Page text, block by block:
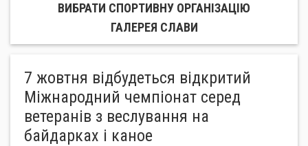
ВИБРАТИ СПОРТИВНУ ОРГАНIЗАЦIЮ
ГАЛЕРЕЯ СЛАВИ
7 жовтня відбудеться відкритий
Міжнародний чемпіонат серед
ветеранів з веслування на
байдарках і каное